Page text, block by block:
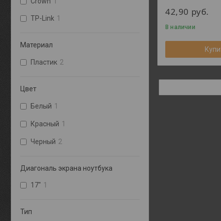
42,90 руб.
В наличии
TP-Link 1
Материал
Пластик 2
Цвет
Белый 1
Красный 1
Черный 2
Диагональ экрана ноутбука
17" 1
Тип